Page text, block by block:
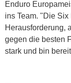
Enduro
ins Team. "Die
Herausforderung,
gegen die besten
stark und bin